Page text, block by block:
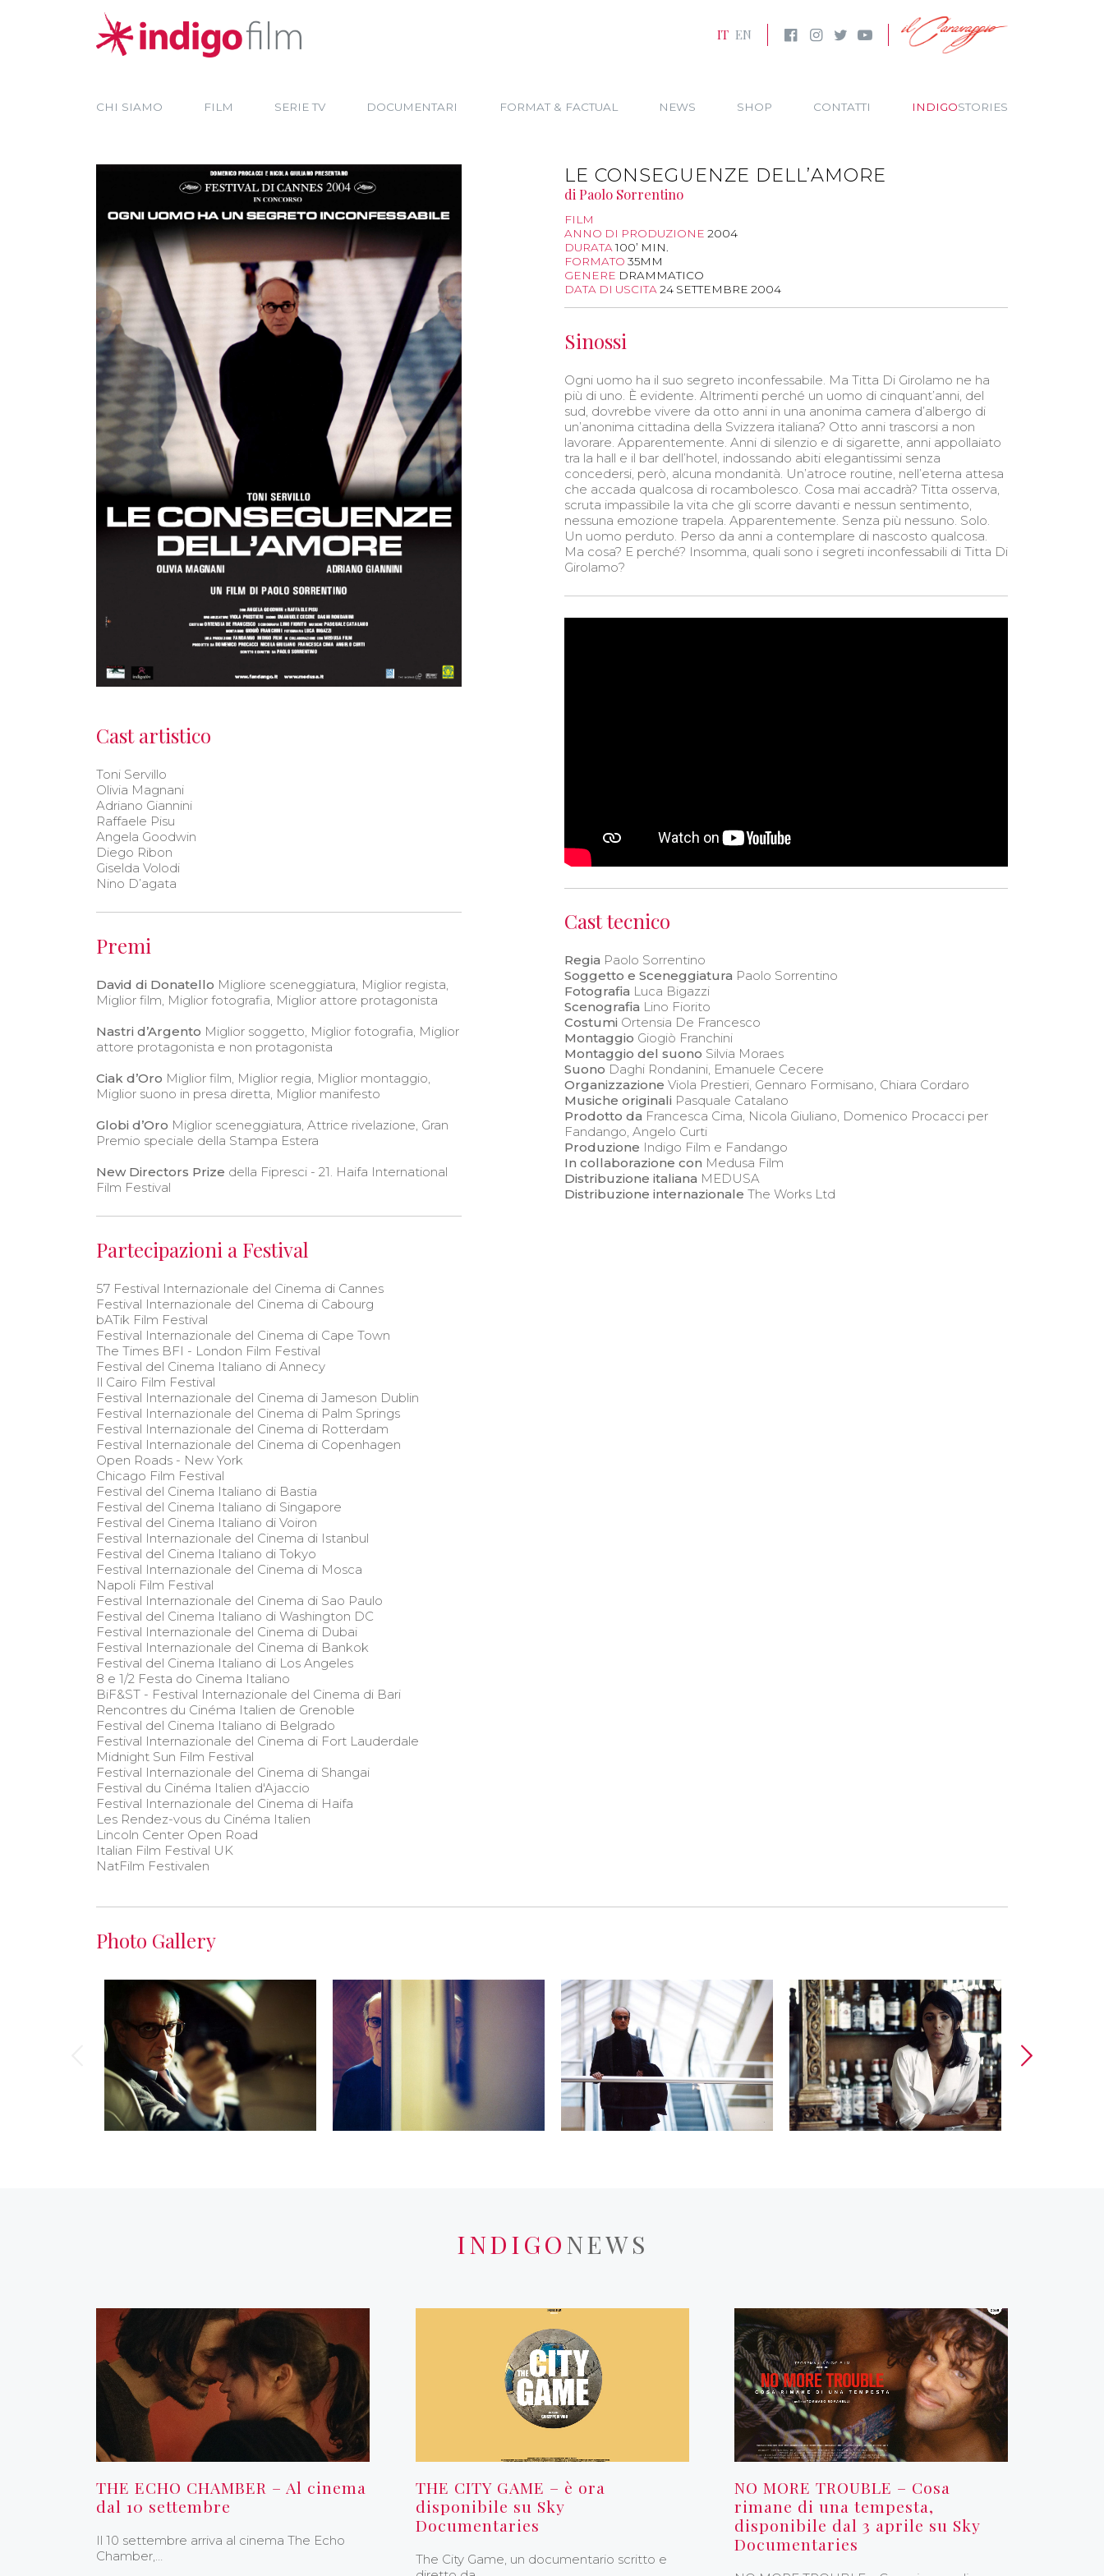
IT EN
CHI SIAMO FILM SERIE TV DOCUMENTARI FORMAT & FACTUAL NEWS SHOP CONTATTI INDIGOSTORIES
LE CONSEGUENZE DELL’AMORE
di Paolo Sorrentino
FILM
ANNO DI PRODUZIONE 2004
DURATA100’ MIN.
FORMATO 35MM
GENERE DRAMMATICO
DATA DI USCITA24 SETTEMBRE 2004
Sinossi
Ogni uomo ha il suo segreto inconfessabile. Ma Titta Di Girolamo ne ha
più di uno. È evidente. Altrimenti perché un uomo di cinquant’anni, del
sud, dovrebbe vivere da otto anni in una anonima camera d’albergo di
un’anonima cittadina della Svizzera italiana? Otto anni trascorsi a non
lavorare. Apparentemente. Anni di silenzio e di sigarette, anni appollaiato
tra la hall e il bar dell’hotel, indossando abiti elegantissimi senza
concedersi, però, alcuna mondanità. Un’atroce routine, nell’eterna attesa
che accada qualcosa di rocambolesco. Cosa mai accadrà? Titta osserva,
scruta impassibile la vita che gli scorre davanti e nessun sentimento,
nessuna emozione trapela. Apparentemente. Senza più nessuno. Solo.
Un uomo perduto. Perso da anni a contemplare di nascosto qualcosa.
Ma cosa? E perché? Insomma, quali sono i segreti inconfessabili di Titta Di
Girolamo?
Cast tecnico
Regia Paolo Sorrentino
Soggetto e Sceneggiatura Paolo Sorrentino
Fotografia Luca Bigazzi
Scenografia Lino Fiorito
Costumi Ortensia De Francesco
Montaggio Giogiò Franchini
Montaggio del suono Silvia Moraes
Suono Daghi Rondanini, Emanuele Cecere
Organizzazione Viola Prestieri, Gennaro Formisano, Chiara Cordaro
Musiche originali Pasquale Catalano
Prodotto da Francesca Cima, Nicola Giuliano, Domenico Procacci per
Fandango, Angelo Curti
Produzione Indigo Film e Fandango
In collaborazione con Medusa Film
Distribuzione italiana MEDUSA
Distribuzione internazionale The Works Ltd
Cast artistico
Toni Servillo
Olivia Magnani
Adriano Giannini
Raffaele Pisu
Angela Goodwin
Diego Ribon
Giselda Volodi
Nino D’agata
Premi
David di Donatello Migliore sceneggiatura, Miglior regista,
Miglior film, Miglior fotografia, Miglior attore protagonista
Nastri d’Argento Miglior soggetto, Miglior fotografia, Miglior
attore protagonista e non protagonista
Ciak d’Oro Miglior film, Miglior regia, Miglior montaggio,
Miglior suono in presa diretta, Miglior manifesto
Globi d’Oro Miglior sceneggiatura, Attrice rivelazione, Gran
Premio speciale della Stampa Estera
New Directors Prize della Fipresci - 21. Haifa International
Film Festival
Partecipazioni a Festival
57 Festival Internazionale del Cinema di Cannes
Festival Internazionale del Cinema di Cabourg
bATik Film Festival
Festival Internazionale del Cinema di Cape Town
The Times BFI - London Film Festival
Festival del Cinema Italiano di Annecy
Il Cairo Film Festival
Festival Internazionale del Cinema di Jameson Dublin
Festival Internazionale del Cinema di Palm Springs
Festival Internazionale del Cinema di Rotterdam
Festival Internazionale del Cinema di Copenhagen
Open Roads - New York
Chicago Film Festival
Festival del Cinema Italiano di Bastia
Festival del Cinema Italiano di Singapore
Festival del Cinema Italiano di Voiron
Festival Internazionale del Cinema di Istanbul
Festival del Cinema Italiano di Tokyo
Festival Internazionale del Cinema di Mosca
Napoli Film Festival
Festival Internazionale del Cinema di Sao Paulo
Festival del Cinema Italiano di Washington DC
Festival Internazionale del Cinema di Dubai
Festival Internazionale del Cinema di Bankok
Festival del Cinema Italiano di Los Angeles
8 e 1/2 Festa do Cinema Italiano
BiF&ST - Festival Internazionale del Cinema di Bari
Rencontres du Cinéma Italien de Grenoble
Festival del Cinema Italiano di Belgrado
Festival Internazionale del Cinema di Fort Lauderdale
Midnight Sun Film Festival
Festival Internazionale del Cinema di Shangai
Festival du Cinéma Italien d'Ajaccio
Festival Internazionale del Cinema di Haifa
Les Rendez-vous du Cinéma Italien
Lincoln Center Open Road
Italian Film Festival UK
NatFilm Festivalen
Photo Gallery
INDIGONEWS
THE ECHO CHAMBER – Al cinema
dal 10 settembre
Il 10 settembre arriva al cinema The Echo
Chamber,…
THE CITY GAME – è ora
disponibile su Sky
Documentaries
The City Game, un documentario scritto e
NO MORE TROUBLE – Cosa
rimane di una tempesta,
disponibile dal 3 aprile su Sky
Documentaries